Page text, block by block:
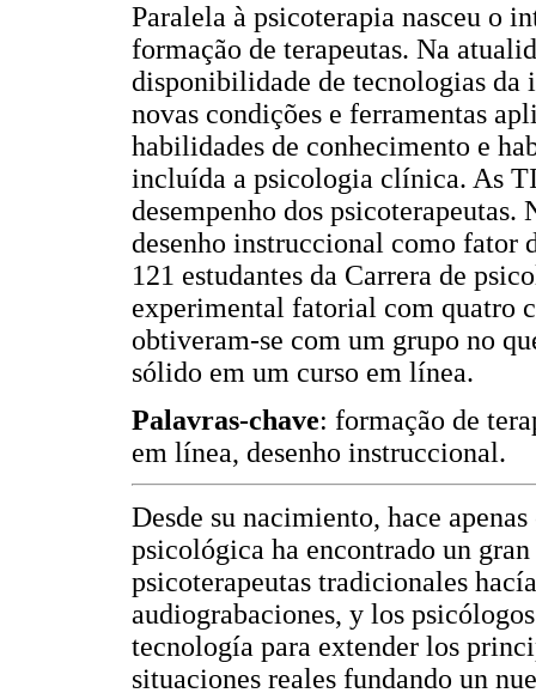
Paralela à psicoterapia nasceu o
formação de terapeutas. Na
disponibilidade de tecnologias da
novas condições e ferramentas
habilidades de conhecimento e
incluída a psicologia clínica. As
desempenho dos
desenho instruccional como fator
121 estudantes da Carrera de
experimental fatorial com quatro
obtiveram-se com um grupo no
sólido em um curso em línea.
Palavras-chave: formação de
em línea, desenho instruccional.
Desde su nacimiento, hace
psicológica ha encontrado un
psicoterapeutas tradicionales
audiograbaciones, y los
tecnología para extender los
situaciones reales fundando un